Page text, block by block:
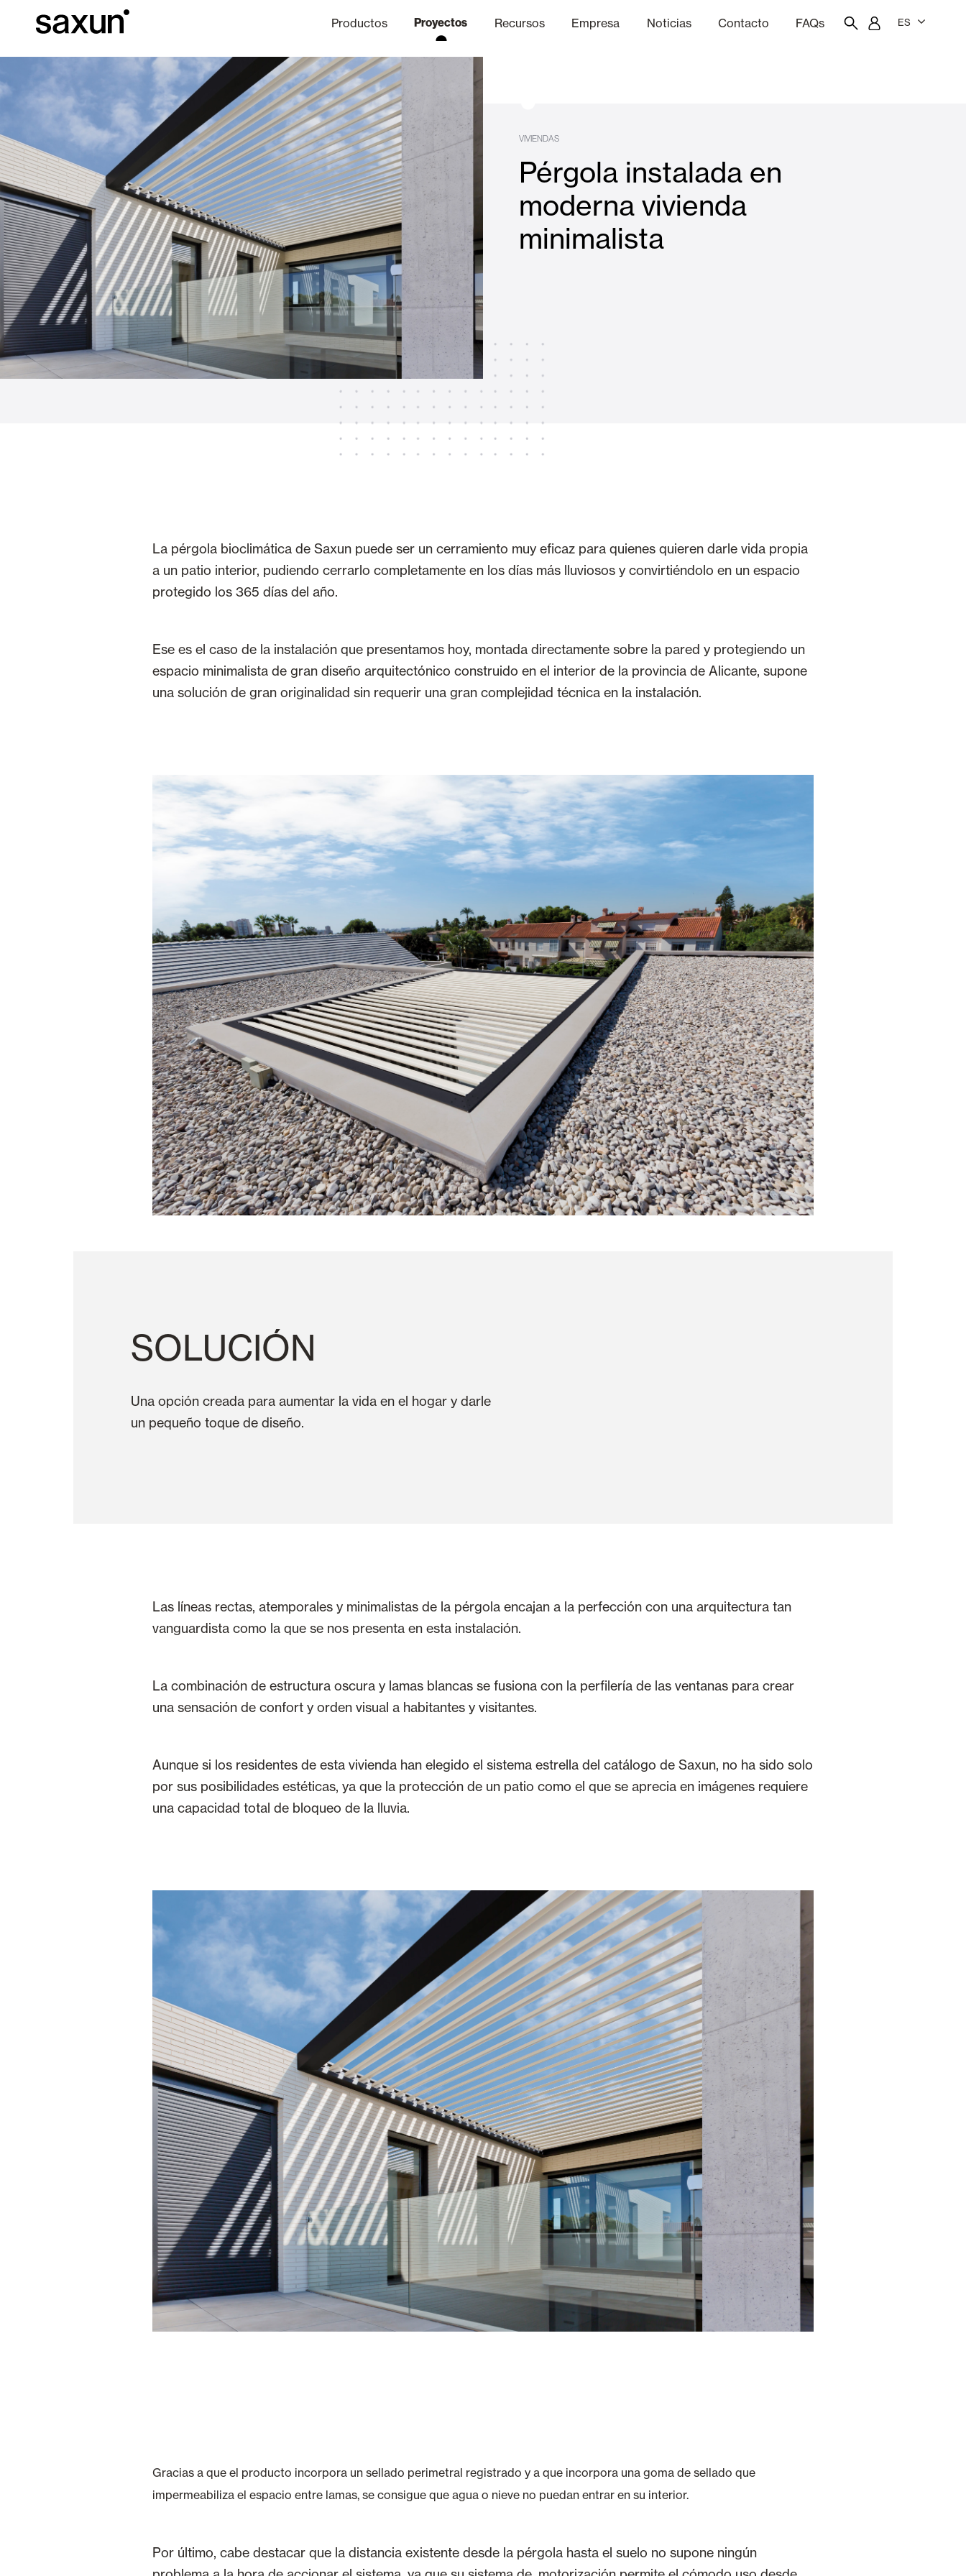
Productos
Persianas enrollables y cajones Pérgolas Celosias y Mallorquinas
Cortinas de Cristal Alicantinas y Cortinas exteriores Toldos
VER TODOS LOS PRODUCTOS
Proyectos
Hoteles, restaurantes y cafeterías Oficinas Viviendas
Recursos
Descargas Información Técnica Acabados
Empresa
Sobre Nosotros Canal Ético
Noticias Contacto FAQs ES
VIVIENDAS
Pérgola instalada en
moderna vivienda
minimalista
La pérgola bioclimática de Saxun puede ser un cerramiento muy eficaz para quienes quieren darle vida propia
a un patio interior, pudiendo cerrarlo completamente en los días más lluviosos y convirtiéndolo en un espacio
protegido los 365 días del año.
Ese es el caso de la instalación que presentamos hoy, montada directamente sobre la pared y protegiendo un
espacio minimalista de gran diseño arquitectónico construido en el interior de la provincia de Alicante, supone
una solución de gran originalidad sin requerir una gran complejidad técnica en la instalación.
SOLUCIÓN
Una opción creada para aumentar la vida en el hogar y darle
un pequeño toque de diseño.
Las líneas rectas, atemporales y minimalistas de la pérgola encajan a la perfección con una arquitectura tan
vanguardista como la que se nos presenta en esta instalación.
La combinación de estructura oscura y lamas blancas se fusiona con la perfilería de las ventanas para crear
una sensación de confort y orden visual a habitantes y visitantes.
Aunque si los residentes de esta vivienda han elegido el sistema estrella del catálogo de Saxun, no ha sido solo
por sus posibilidades estéticas, ya que la protección de un patio como el que se aprecia en imágenes requiere
una capacidad total de bloqueo de la lluvia.
Gracias a que el producto incorpora un sellado perimetral registrado y a que incorpora una goma de sellado que
impermeabiliza el espacio entre lamas, se consigue que agua o nieve no puedan entrar en su interior.
Por último, cabe destacar que la distancia existente desde la pérgola hasta el suelo no supone ningún